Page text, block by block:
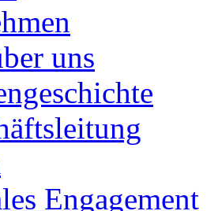
uns
Engagement